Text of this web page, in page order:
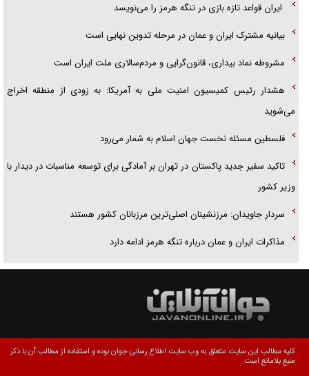
ایران قواعد تازه بازی در تنگه هرمز را می‌نویسد
بیانیه مشترک ایران و عمان در مرحله تدوین نهایی است
مشروطه نماد بیداری، قانون‌گرایی و مردم‌سالاری ملت ایران است
هشدار رئیس کمیسیون امنیت ملی به آمریکا: به زودی از منطقه اخراج
می‌شوید
فلسطین مسئله نخست جهان اسلام به شمار می‌رود
تاکید سفیر جدید پاکستان در تهران بر آمادگی برای توسعه مناسبات در دیدار با
وزیر کشور
سردار جاویدان: مرزنشینان اصلی‌ترین مرزبانان کشور هستند
مذاکرات ایران و عمان درباره تنگه هرمز ادامه دارد
کلیه مطالب این سایت متعلق به وب سایت اطلاع رسانی جوان بوده و استفاده از مطالب آن با ذکر
منبع بلامانع است.